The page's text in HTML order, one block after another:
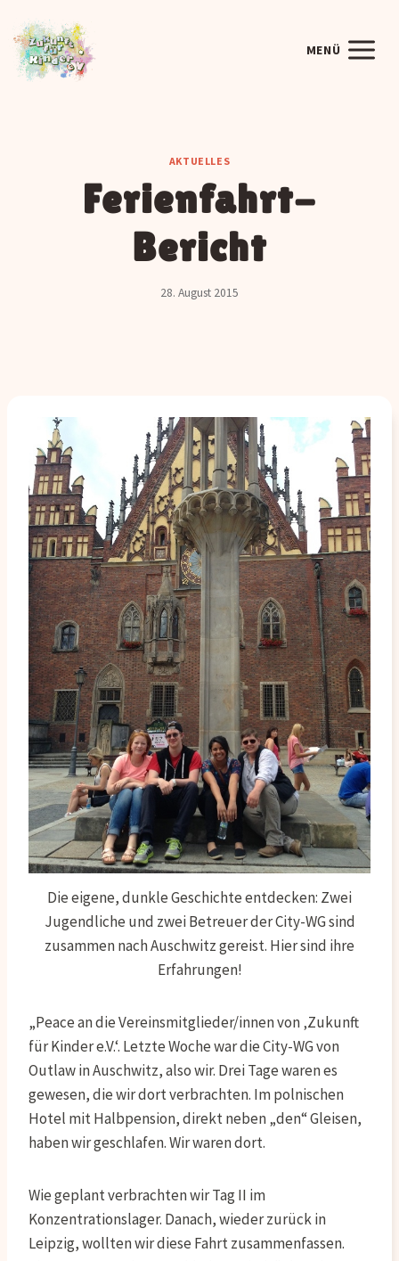
Inhalt
springen
MENÜ
AKTUELLES
Ferienfahrt-
Bericht
28. August 2015
Die eigene, dunkle Geschichte entdecken: Zwei
Jugendliche und zwei Betreuer der City-WG sind
zusammen nach Auschwitz gereist. Hier sind ihre
Erfahrungen!
„Peace an die Vereinsmitglieder/innen von ‚Zukunft
für Kinder e.V.‘. Letzte Woche war die City-WG von
Outlaw in Auschwitz, also wir. Drei Tage waren es
gewesen, die wir dort verbrachten. Im polnischen
Hotel mit Halbpension, direkt neben „den“ Gleisen,
haben wir geschlafen. Wir waren dort.
Wie geplant verbrachten wir Tag II im
Konzentrationslager. Danach, wieder zurück in
Leipzig, wollten wir diese Fahrt zusammenfassen.